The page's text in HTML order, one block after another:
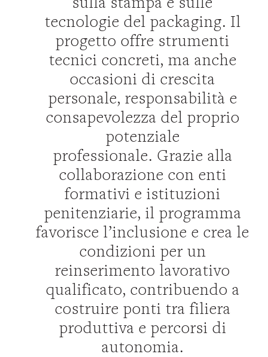
tecnologie del packaging. Il
progetto offre strumenti
tecnici concreti, ma anche
occasioni di crescita
personale, responsabilità e
consapevolezza del proprio
potenziale
professionale. Grazie alla
collaborazione con enti
formativi e istituzioni
penitenziarie, il programma
favorisce l’inclusione e crea le
condizioni per un
reinserimento lavorativo
qualificato, contribuendo a
costruire ponti tra filiera
produttiva e percorsi di
autonomia.